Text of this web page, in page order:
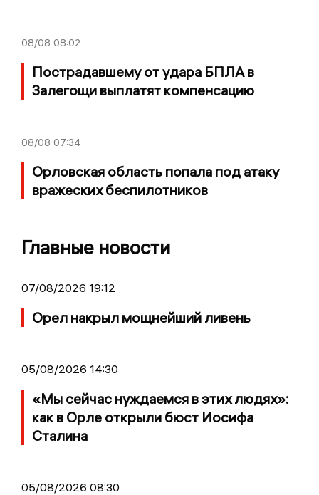
08/08 08:02
Пострадавшему от удара БПЛА в
Залегощи выплатят компенсацию
08/08 07:34
Орловская область попала под атаку
вражеских беспилотников
Главные новости
07/08/2026 19:12
Орел накрыл мощнейший ливень
05/08/2026 14:30
«Мы сейчас нуждаемся в этих людях»:
как в Орле открыли бюст Иосифа
Сталина
05/08/2026 08:30